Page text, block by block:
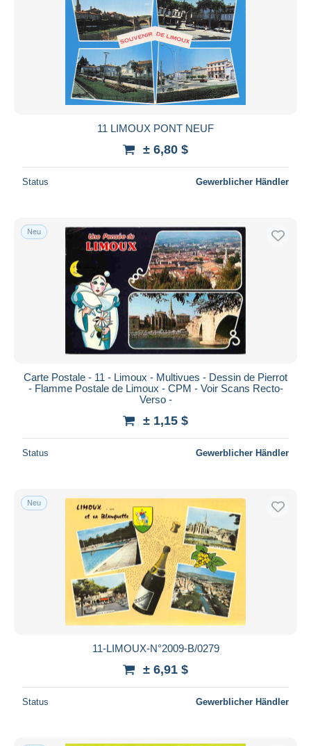
11 LIMOUX PONT NEUF
± 6,80 $
Status Gewerblicher Händler
Neu
Carte Postale - 11 - Limoux - Multivues - Dessin de Pierrot
- Flamme Postale de Limoux - CPM - Voir Scans Recto-
Verso -
± 1,15 $
Status Gewerblicher Händler
Neu
11-LIMOUX-N°2009-B/0279
± 6,91 $
Status Gewerblicher Händler